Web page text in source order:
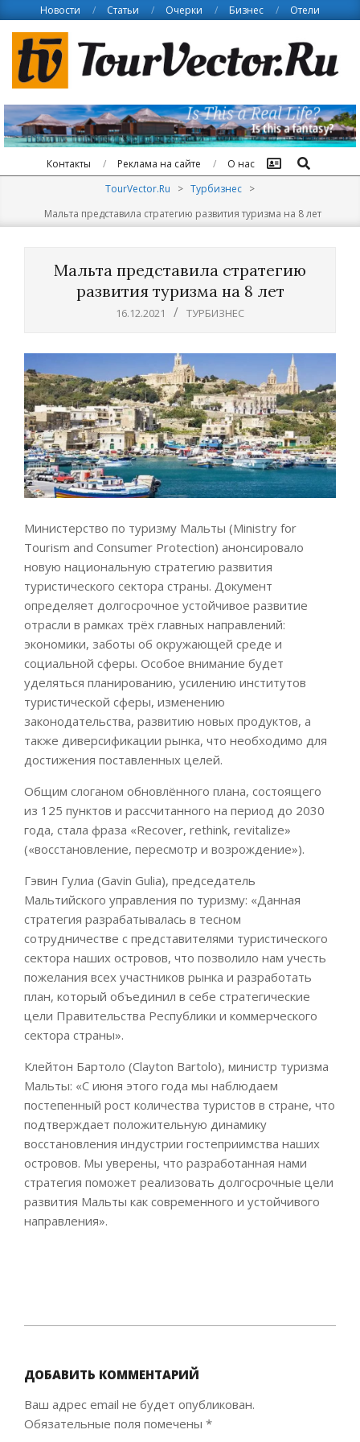
content
Новости Статьи Очерки Бизнес Отели
Контакты Реклама на сайте О нас Поиск
TourVector.Ru > Турбизнес >
Мальта представила стратегию развития туризма на 8 лет
Мальта представила стратегию
развития туризма на 8 лет
16.12.2021 ТУРБИЗНЕС
Министерство по туризму Мальты (Ministry for
Tourism and Consumer Protection) анонсировало
новую национальную стратегию развития
туристического сектора страны. Документ
определяет долгосрочное устойчивое развитие
отрасли в рамках трёх главных направлений:
экономики, заботы об окружающей среде и
социальной сферы. Особое внимание будет
уделяться планированию, усилению институтов
туристической сферы, изменению
законодательства, развитию новых продуктов, а
также диверсификации рынка, что необходимо для
достижения поставленных целей.
Общим слоганом обновлённого плана, состоящего
из 125 пунктов и рассчитанного на период до 2030
года, стала фраза «Recover, rethink, revitalize»
(«восстановление, пересмотр и возрождение»).
Гэвин Гулиа (Gavin Gulia), председатель
Мальтийского управления по туризму: «Данная
стратегия разрабатывалась в тесном
сотрудничестве с представителями туристического
сектора наших островов, что позволило нам учесть
пожелания всех участников рынка и разработать
план, который объединил в себе стратегические
цели Правительства Республики и коммерческого
сектора страны».
Клейтон Бартоло (Clayton Bartolo), министр туризма
Мальты: «С июня этого года мы наблюдаем
постепенный рост количества туристов в стране, что
подтверждает положительную динамику
восстановления индустрии гостеприимства наших
островов. Мы уверены, что разработанная нами
стратегия поможет реализовать долгосрочные цели
развития Мальты как современного и устойчивого
направления».
16
ДОБАВИТЬ КОММЕНТАРИЙ
Ваш адрес email не будет опубликован.
Обязательные поля помечены *